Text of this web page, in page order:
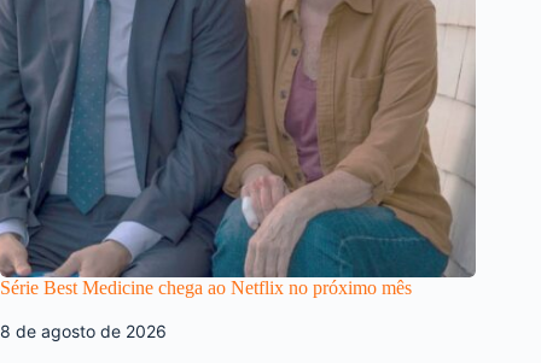
Série Best Medicine chega ao Netflix no próximo mês
8 de agosto de 2026